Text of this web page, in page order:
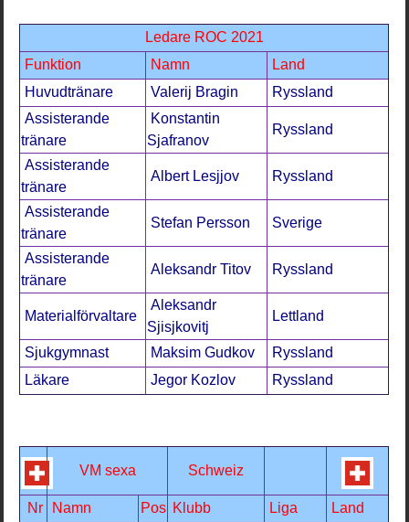
Ledare ROC 2021
Funktion
Namn
Land
Huvudtränare
Valerij Bragin
Ryssland
Assisterande
tränare
Konstantin
Sjafranov
Ryssland
Assisterande
tränare
Albert Lesjjov Ryssland
Assisterande
tränare
Stefan Persson Sverige
Assisterande
tränare
Aleksandr Titov Ryssland
Materialförvaltare
Aleksandr
Sjisjkovitj
Lettland
Sjukgymnast Maksim Gudkov
Ryssland
Läkare
Jegor Kozlov Ryssland
VM sexa Schweiz
Nr Namn Pos Klubb Liga Land